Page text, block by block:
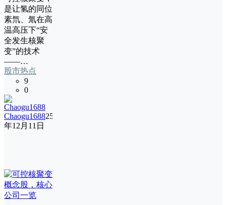
是让氢的同位
素氘、氚在高
温高压下“安
全发生核聚
变”的技术
——…
股市热点
9
0
Chaogu168825
年12月11日